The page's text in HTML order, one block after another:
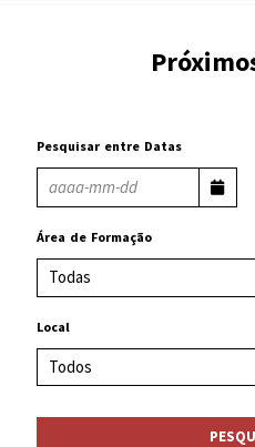
Pesquisar entre Datas
Área de Formação
Local